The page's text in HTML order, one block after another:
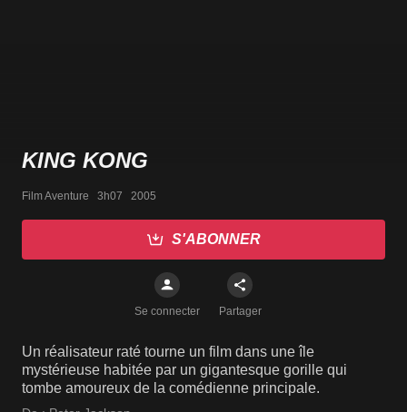
KING KONG
Film Aventure   3h07   2005
S'ABONNER
Se connecter Partager
Un réalisateur raté tourne un film dans une île
mystérieuse habitée par un gigantesque gorille qui
tombe amoureux de la comédienne principale.